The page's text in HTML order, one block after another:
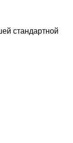
стандартной